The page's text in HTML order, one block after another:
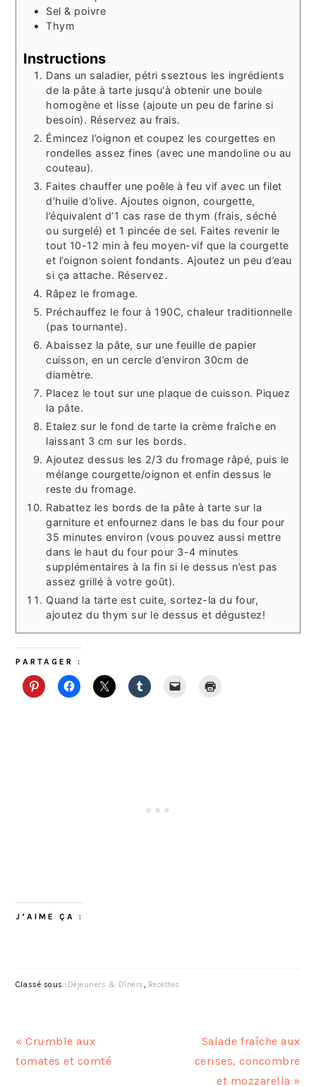
Sel & poivre
Thym
Instructions
Dans un saladier, pétri sseztous les ingrédients
de la pâte à tarte jusqu'à obtenir une boule
homogène et lisse (ajoute un peu de farine si
besoin). Réservez au frais.
Émincez l’oignon et coupez les courgettes en
rondelles assez fines (avec une mandoline ou au
couteau).
Faites chauffer une poêle à feu vif avec un filet
d’huile d’olive. Ajoutes oignon, courgette,
l’équivalent d’1 cas rase de thym (frais, séché
ou surgelé) et 1 pincée de sel. Faites revenir le
tout 10-12 min à feu moyen-vif que la courgette
et l’oignon soient fondants. Ajoutez un peu d’eau
si ça attache. Réservez.
Râpez le fromage.
Préchauffez le four à 190C, chaleur traditionnelle
(pas tournante).
Abaissez la pâte, sur une feuille de papier
cuisson, en un cercle d’environ 30cm de
diamètre.
Placez le tout sur une plaque de cuisson. Piquez
la pâte.
Etalez sur le fond de tarte la crème fraîche en
laissant 3 cm sur les bords.
Ajoutez dessus les 2/3 du fromage râpé, puis le
mélange courgette/oignon et enfin dessus le
reste du fromage.
Rabattez les bords de la pâte à tarte sur la
garniture et enfournez dans le bas du four pour
35 minutes environ (vous pouvez aussi mettre
dans le haut du four pour 3-4 minutes
supplémentaires à la fin si le dessus n’est pas
assez grillé à votre goût).
Quand la tarte est cuite, sortez-la du four,
ajoutez du thym sur le dessus et dégustez!
PARTAGER :
J’AIME ÇA :
Classé sous : Déjeuners & Dîners, Recettes
A
r
« Crumble aux
tomates et comté
A
r
Salade fraîche aux
cerises, concombre
et mozzarella »